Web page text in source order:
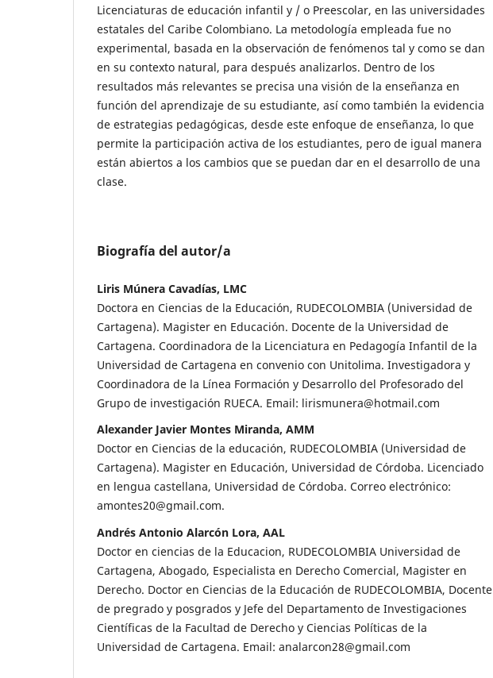
Licenciaturas de educación infantil y / o Preescolar, en las universidades
estatales del Caribe Colombiano. La metodología empleada fue no
experimental, basada en la observación de fenómenos tal y como se dan
en su contexto natural, para después analizarlos. Dentro de los
resultados más relevantes se precisa una visión de la enseñanza en
función del aprendizaje de su estudiante, así como también la evidencia
de estrategias pedagógicas, desde este enfoque de enseñanza, lo que
permite la participación activa de los estudiantes, pero de igual manera
están abiertos a los cambios que se puedan dar en el desarrollo de una
clase.
Biografía del autor/a
Liris Múnera Cavadías, LMC
Doctora en Ciencias de la Educación, RUDECOLOMBIA (Universidad de
Cartagena). Magister en Educación. Docente de la Universidad de
Cartagena. Coordinadora de la Licenciatura en Pedagogía Infantil de la
Universidad de Cartagena en convenio con Unitolima. Investigadora y
Coordinadora de la Línea Formación y Desarrollo del Profesorado del
Grupo de investigación RUECA. Email: lirismunera@hotmail.com
Alexander Javier Montes Miranda, AMM
Doctor en Ciencias de la educación, RUDECOLOMBIA (Universidad de
Cartagena). Magister en Educación, Universidad de Córdoba. Licenciado
en lengua castellana, Universidad de Córdoba. Correo electrónico:
amontes20@gmail.com.
Andrés Antonio Alarcón Lora, AAL
Doctor en ciencias de la Educacion, RUDECOLOMBIA Universidad de
Cartagena, Abogado, Especialista en Derecho Comercial, Magister en
Derecho. Doctor en Ciencias de la Educación de RUDECOLOMBIA, Docente
de pregrado y posgrados y Jefe del Departamento de Investigaciones
Científicas de la Facultad de Derecho y Ciencias Políticas de la
Universidad de Cartagena. Email: analarcon28@gmail.com